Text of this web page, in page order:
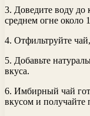
3. Доведите воду
среднем огне около
4. Отфильтруйте
5. Добавьте
вкуса.
6. Имбирный чай
вкусом и получайте